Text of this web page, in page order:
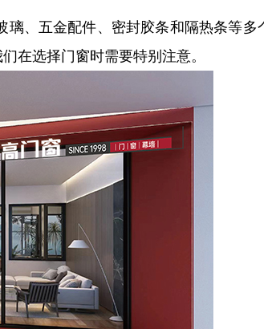
、五金配件、密封胶条和隔热条等多
在选择门窗时需要特别注意。